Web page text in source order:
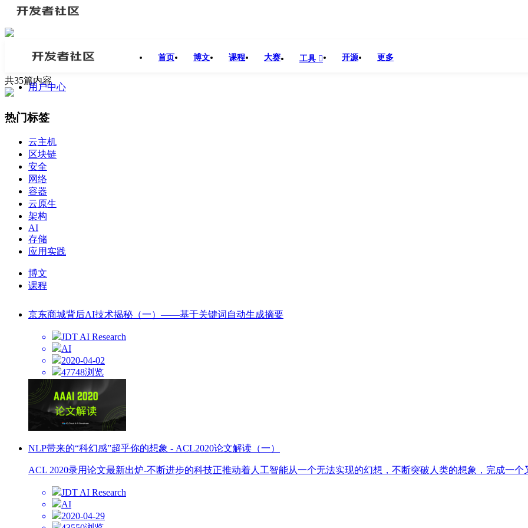
首页 博文 课程 大赛 工具  开源 更多
用户中心
AI
共35篇内容
热门标签
云主机
区块链
安全
网络
容器
云原生
架构
AI
存储
应用实践
博文
课程
京东商城背后AI技术揭秘（一）——基于关键词自动生成摘要
JDT AI Research
AI
2020-04-02
47748浏览
NLP带来的“科幻感”超乎你的想象 - ACL2020论文解读（一）
ACL 2020录用论文最新出炉-不断进步的科技正推动着人工智能从一个无法实现的幻想，不断突破人类的想象，完成一个
JDT AI Research
AI
2020-04-29